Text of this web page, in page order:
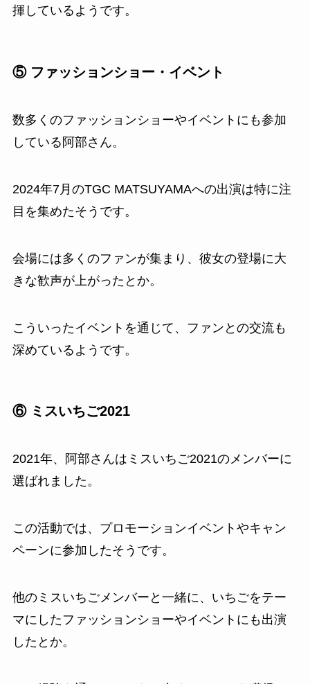
揮しているようです。
⑤ ファッションショー・イベント
数多くのファッションショーやイベントにも参加
している阿部さん。
2024年7月のTGC MATSUYAMAへの出演は特に注
目を集めたそうです。
会場には多くのファンが集まり、彼女の登場に大
きな歓声が上がったとか。
こういったイベントを通じて、ファンとの交流も
深めているようです。
⑥ ミスいちご2021
2021年、阿部さんはミスいちご2021のメンバーに
選ばれました。
この活動では、プロモーションイベントやキャン
ペーンに参加したそうです。
他のミスいちごメンバーと一緒に、いちごをテー
マにしたファッションショーやイベントにも出演
したとか。